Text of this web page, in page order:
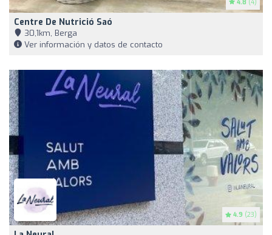
4.8 (4)
Centre De Nutrició Saó
30,1km, Berga
Ver información y datos de contacto
4.9 (23)